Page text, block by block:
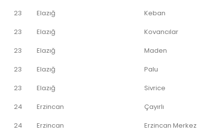
23
Elazığ
Keban
23
Elazığ
Kovancılar
23
Elazığ
Maden
23
Elazığ
Palu
23
Elazığ
Sivrice
24
Erzincan
Çayırlı
24
Erzincan
Erzincan Merkez